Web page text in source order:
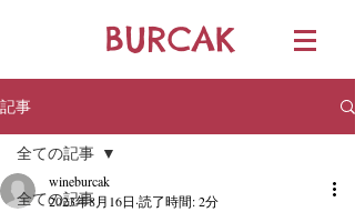
BURCAK
記事
全ての記事
全ての記事
wineburcak
2023年8月16日 読了時間: 2分